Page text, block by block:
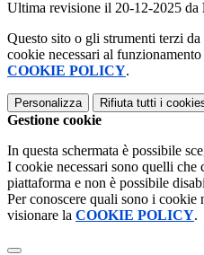
Ultima revisione il 20-12-2025 da
Questo sito o gli strumenti terzi
cookie necessari al
COOKIE POLICY.
Personalizza Rifiuta tutti i
Gestione cookie
In questa schermata è possibile
I cookie necessari sono quelli
piattaforma e non è possibile
Per conoscere quali sono i cookie
visionare la COOKIE POLICY.